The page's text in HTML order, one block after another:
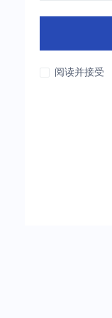
阅读并接受